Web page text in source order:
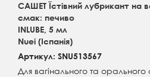
САШЕТ Їстівний лубрикант на
смак: печиво
INLUBE, 5 мл
Nuei (Іспанія)
Артикул: SNU513567
Для вагінального та